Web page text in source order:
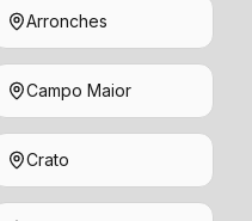
Arronches
Campo Maior
Crato